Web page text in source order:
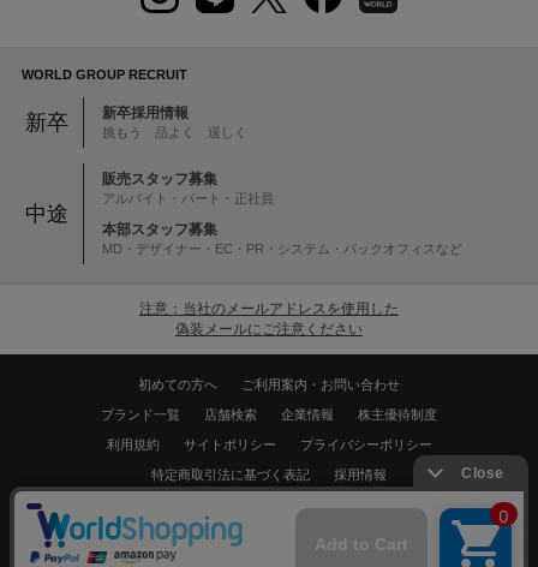
WORLD GROUP RECRUIT
新卒 新卒採用情報
挑もう 品よく 逞しく
中途
販売スタッフ募集
アルバイト・パート・正社員
本部スタッフ募集
MD・デザイナー・EC・PR・システム・バックオフィスなど
注意：当社のメールアドレスを使用した
偽装メールにご注意ください
初めての方へ ご利用案内・お問い合わせ
ブランド一覧 店舗検索 企業情報 株主優待制度
利用規約 サイトポリシー プライバシーポリシー
特定商取引法に基づく表記 採用情報
Copyrights © WORLD CO.,LTD. All rights reserved.